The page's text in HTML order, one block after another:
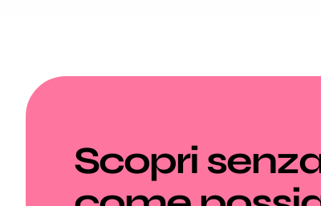
Scopri